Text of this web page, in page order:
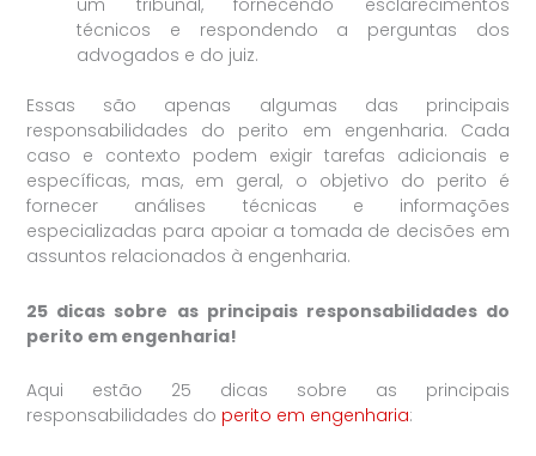
um tribunal, fornecendo esclarecimentos
técnicos e respondendo a perguntas dos
advogados e do juiz.
Essas são apenas algumas das principais
responsabilidades do perito em engenharia. Cada
caso e contexto podem exigir tarefas adicionais e
específicas, mas, em geral, o objetivo do perito é
fornecer análises técnicas e informações
especializadas para apoiar a tomada de decisões em
assuntos relacionados à engenharia.
25 dicas sobre as principais responsabilidades do
perito em engenharia!
Aqui estão 25 dicas sobre as principais
responsabilidades do perito em engenharia: